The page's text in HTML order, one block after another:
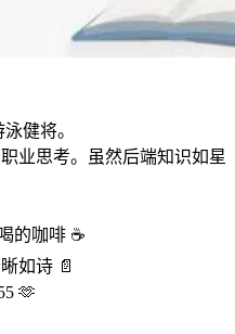
健将。
业思考。虽然后端知识如星
的咖啡 ☕️
如诗 📄
🫶